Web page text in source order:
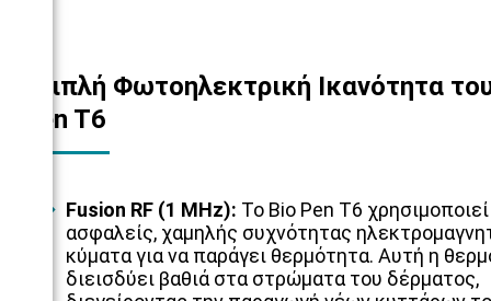
Τριπλή Φωτοηλεκτρική Ικανότητα
Pen T6
Fusion RF (1 MHz): Το Bio Pen T6 χρησιμοποιεί
ασφαλείς, χαμηλής συχνότητας
κύματα για να παράγει θερμότητα. Αυτή η
διεισδύει βαθιά στα στρώματα του δέρματος,